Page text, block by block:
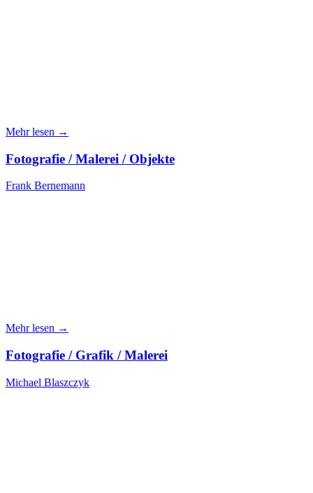
Mehr lesen →
Fotografie / Malerei / Objekte
Frank Bernemann
Mehr lesen →
Fotografie / Grafik / Malerei
Michael Blaszczyk